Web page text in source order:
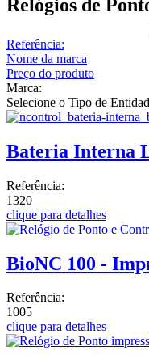
Relógios de
Referência:
Nome da marca
Preço do produto
Marca:
Selecione o Tipo de
Bateria Interna
Referência:
1320
clique para detalhes
BioNC 100 -
Referência:
1005
clique para detalhes